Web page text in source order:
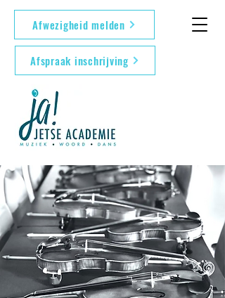
Afwezigheid melden
Afspraak inschrijving